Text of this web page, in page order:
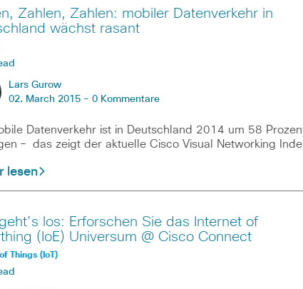
Zahlen, Zahlen: mobiler Datenverkehr in
wächst rasant
Lars Gurow
02. March 2015 - 0 Kommentare
Datenverkehr ist in Deutschland 2014 um 58
– das zeigt der aktuelle Cisco Visual Networking
lesen
los: Erforschen Sie das Internet of
(IoE) Universum @ Cisco Connect
Things (IoT)